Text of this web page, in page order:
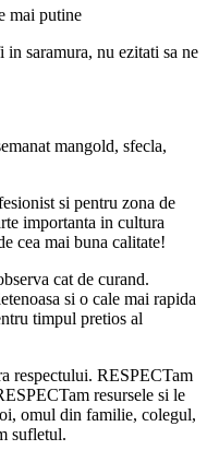
mai putine
saramura, nu ezitati sa ne
mangold, sfecla,
si pentru zona de
importanta in cultura
cea mai buna calitate!
cat de curand.
si o cale mai rapida
timpul pretios al
respectului. RESPECTam
resursele si le
omul din familie, colegul,
sufletul.